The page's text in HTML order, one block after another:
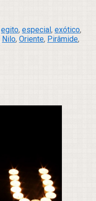
egito, especial, exótico,
Nilo, Oriente, Pirâmide,